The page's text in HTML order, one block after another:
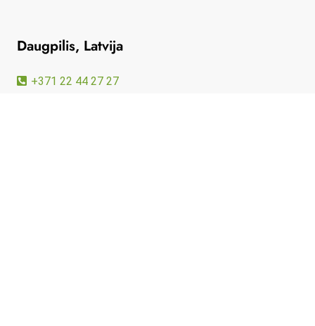
Daugpilis, Latvija
+371 22 44 27 27